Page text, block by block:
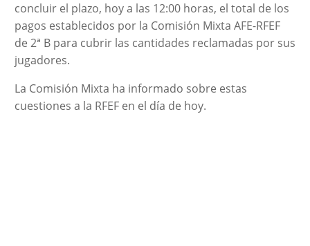
concluir el plazo, hoy a las 12:00 horas, el total de los
pagos establecidos por la Comisión Mixta AFE-RFEF
de 2ª B para cubrir las cantidades reclamadas por sus
jugadores.
La Comisión Mixta ha informado sobre estas
cuestiones a la RFEF en el día de hoy.